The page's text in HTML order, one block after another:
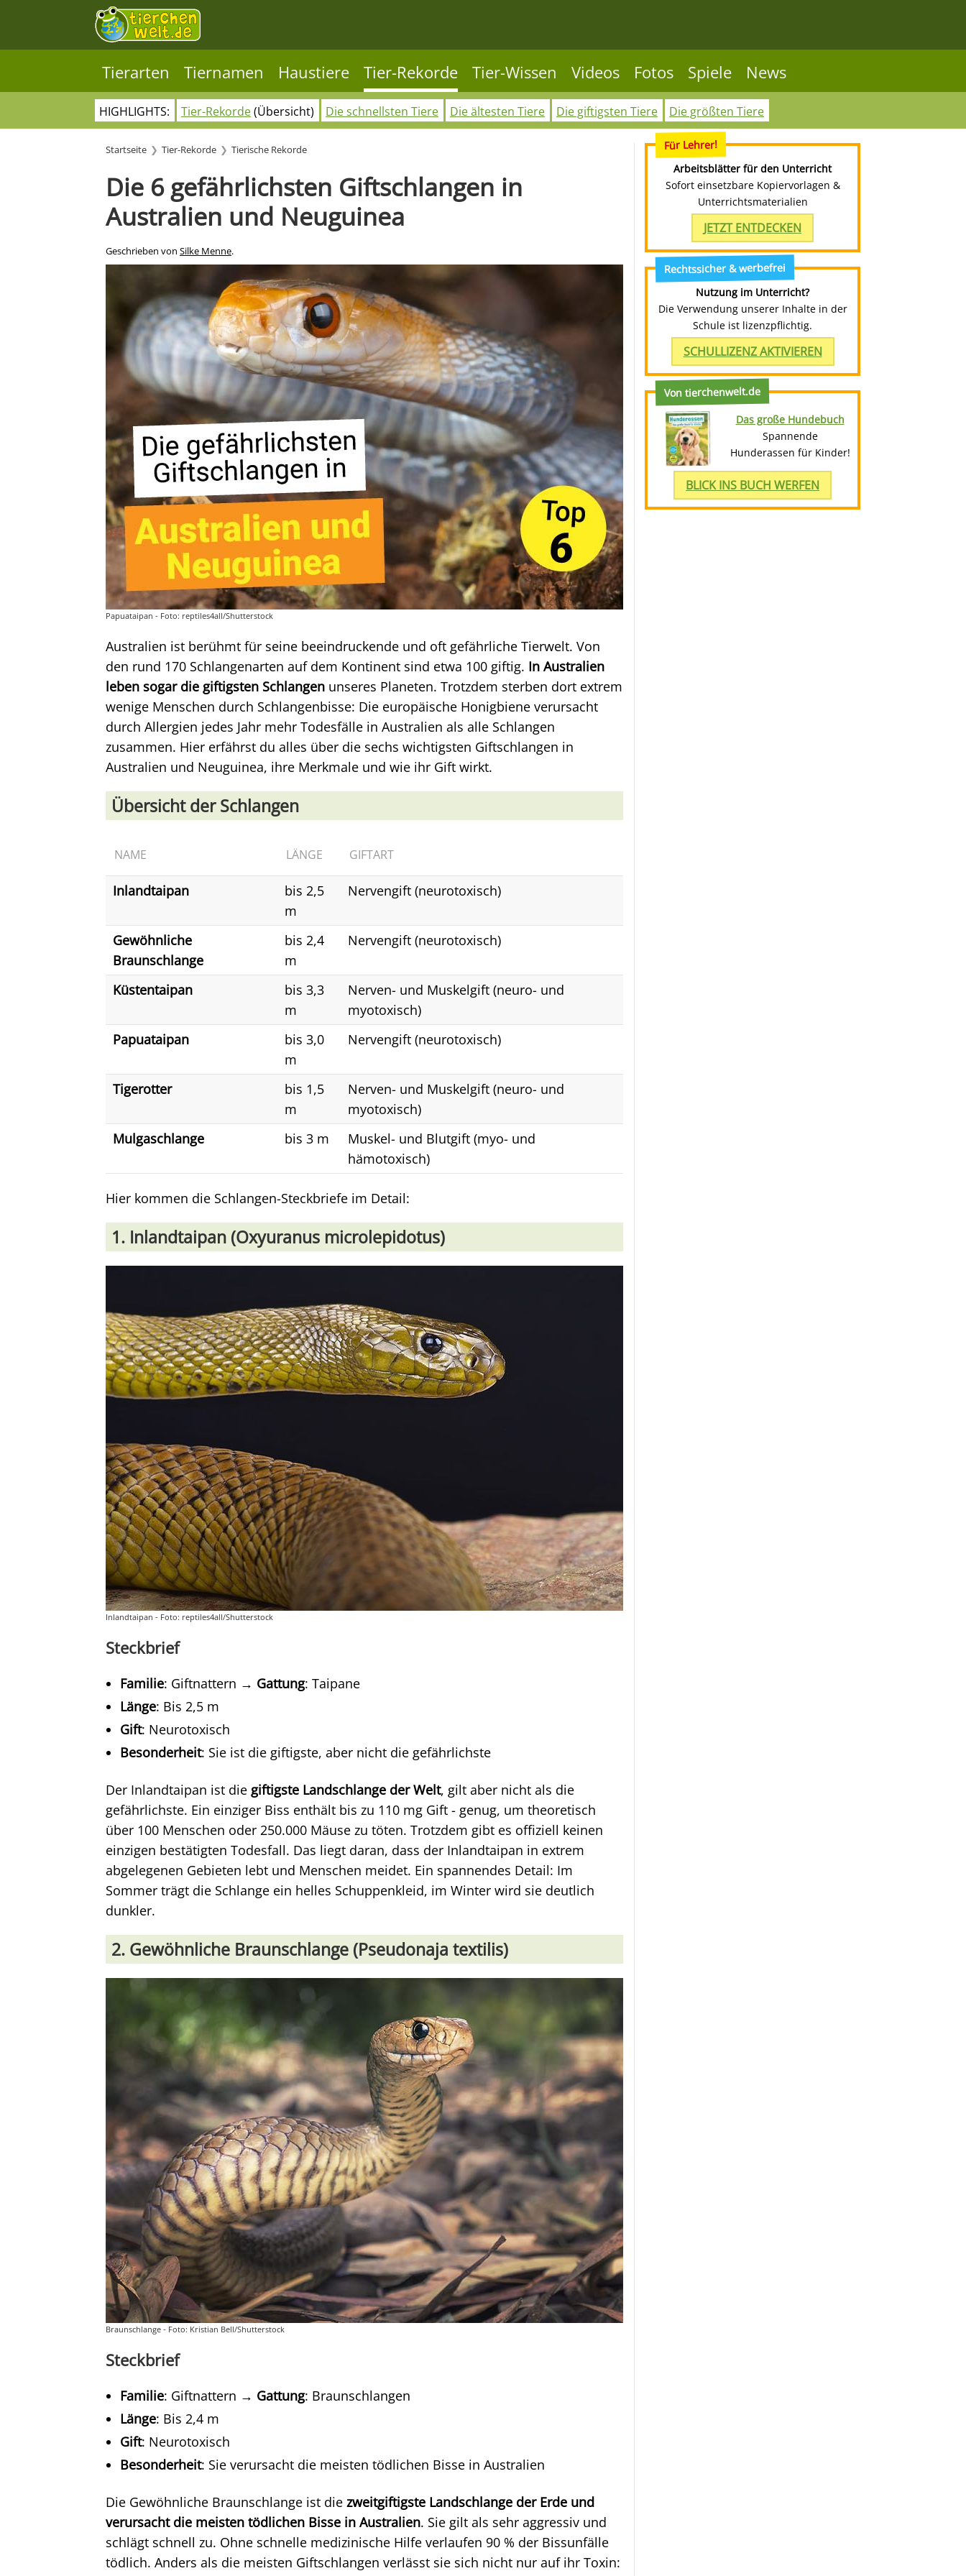
Tierarten Tiernamen Haustiere Tier-Rekorde Tier-Wissen Videos Fotos Spiele News
HIGHLIGHTS: Tier-Rekorde(Übersicht) Die schnellsten Tiere Die ältesten Tiere Die giftigsten Tiere Die größten Tiere
Startseite Tier-Rekorde Tierische Rekorde
Die 6 gefährlichsten Giftschlangen in
Australien und Neuguinea
Geschrieben von Silke Menne.
Papuataipan - Foto: reptiles4all/Shutterstock
Australien ist berühmt für seine beeindruckende und oft gefährliche Tierwelt. Von
den rund 170 Schlangenarten auf dem Kontinent sind etwa 100 giftig. In Australien
leben sogar die giftigsten Schlangen unseres Planeten. Trotzdem sterben dort extrem
wenige Menschen durch Schlangenbisse: Die europäische Honigbiene verursacht
durch Allergien jedes Jahr mehr Todesfälle in Australien als alle Schlangen
zusammen. Hier erfährst du alles über die sechs wichtigsten Giftschlangen in
Australien und Neuguinea, ihre Merkmale und wie ihr Gift wirkt.
Übersicht der Schlangen
NAME LÄNGE GIFTART
Inlandtaipan
bis 2,5
m
Nervengift (neurotoxisch)
Gewöhnliche
Braunschlange
bis 2,4
m
Nervengift (neurotoxisch)
Küstentaipan
bis 3,3
m
Nerven- und Muskelgift (neuro- und
myotoxisch)
Papuataipan
bis 3,0
m
Nervengift (neurotoxisch)
Tigerotter
bis 1,5
m
Nerven- und Muskelgift (neuro- und
myotoxisch)
Mulgaschlange
bis 3 m
Muskel- und Blutgift (myo- und
hämotoxisch)
Hier kommen die Schlangen-Steckbriefe im Detail:
1. Inlandtaipan (Oxyuranus microlepidotus)
Inlandtaipan - Foto: reptiles4all/Shutterstock
Steckbrief
Familie: Giftnattern → Gattung: Taipane
Länge: Bis 2,5 m
Gift: Neurotoxisch
Besonderheit: Sie ist die giftigste, aber nicht die gefährlichste
Der Inlandtaipan ist die giftigste Landschlange der Welt, gilt aber nicht als die
gefährlichste. Ein einziger Biss enthält bis zu 110 mg Gift - genug, um theoretisch
über 100 Menschen oder 250.000 Mäuse zu töten. Trotzdem gibt es offiziell keinen
einzigen bestätigten Todesfall. Das liegt daran, dass der Inlandtaipan in extrem
abgelegenen Gebieten lebt und Menschen meidet. Ein spannendes Detail: Im
Sommer trägt die Schlange ein helles Schuppenkleid, im Winter wird sie deutlich
dunkler.
2. Gewöhnliche Braunschlange (Pseudonaja textilis)
Braunschlange - Foto: Kristian Bell/Shutterstock
Steckbrief
Familie: Giftnattern → Gattung: Braunschlangen
Länge: Bis 2,4 m
Gift: Neurotoxisch
Besonderheit: Sie verursacht die meisten tödlichen Bisse in Australien
Die Gewöhnliche Braunschlange ist die zweitgiftigste Landschlange der Erde und
verursacht die meisten tödlichen Bisse in Australien. Sie gilt als sehr aggressiv und
schlägt schnell zu. Ohne schnelle medizinische Hilfe verlaufen 90 % der Bissunfälle
tödlich. Anders als die meisten Giftschlangen verlässt sie sich nicht nur auf ihr Toxin:
Für Lehrer!
Arbeitsblätter für den Unterricht
Sofort einsetzbare Kopiervorlagen &
Unterrichtsmaterialien
JETZT ENTDECKEN
Rechtssicher & werbefrei
Nutzung im Unterricht?
Die Verwendung unserer Inhalte in der
Schule ist lizenzpflichtig.
SCHULLIZENZ AKTIVIEREN
Von tierchenwelt.de
Das große Hundebuch
Spannende
Hunderassen für Kinder!
BLICK INS BUCH WERFEN